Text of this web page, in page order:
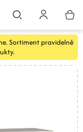
Sortiment pravidelně